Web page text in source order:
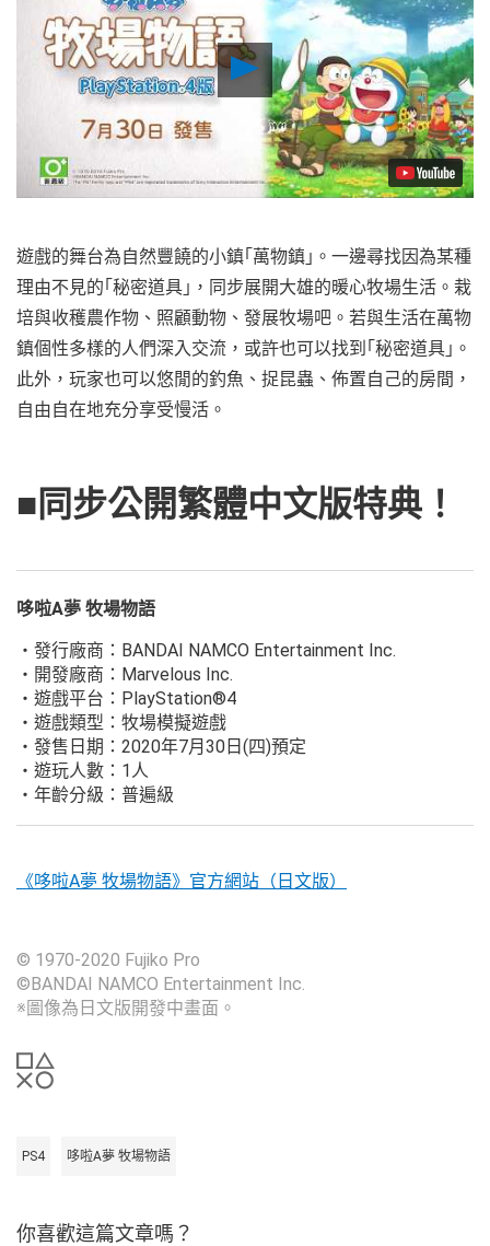
Play
Video
遊戲的舞台為自然豐饒的小鎮｢萬物鎮｣。一邊尋找因為某種
理由不見的｢秘密道具｣，同步展開大雄的暖心牧場生活。栽
培與收穫農作物、照顧動物、發展牧場吧。若與生活在萬物
鎮個性多樣的人們深入交流，或許也可以找到｢秘密道具｣。
此外，玩家也可以悠閒的釣魚、捉昆蟲、佈置自己的房間，
自由自在地充分享受慢活。
■同步公開繁體中文版特典！
哆啦A夢 牧場物語
・發行廠商：BANDAI NAMCO Entertainment Inc.
・開發廠商：Marvelous Inc.
・遊戲平台：PlayStation®4
・遊戲類型：牧場模擬遊戲
・發售日期：2020年7月30日(四)預定
・遊玩人數：1人
・年齡分級：普遍級
《哆啦A夢 牧場物語》官方網站（日文版）
© 1970-2020 Fujiko Pro
©BANDAI NAMCO Entertainment Inc.
※圖像為日文版開發中畫面。
PS4 哆啦A夢 牧場物語
你喜歡這篇文章嗎？